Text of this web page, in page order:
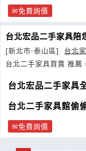
免費詢價
台北宏品二手家具陪
[新北市-泰山區]
台北
台北二手家具買賣 推
台北宏品二手家具
台北二手家具館偷
免費詢價